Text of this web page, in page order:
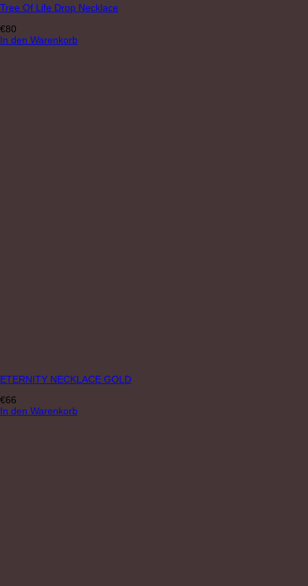
Tree Of Life Drop Necklace
€80
In den Warenkorb
ETERNITY NECKLACE GOLD
€66
In den Warenkorb